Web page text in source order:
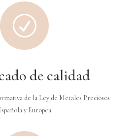
R
de calidad
de la Ley de Metales Preciosos
y Europea